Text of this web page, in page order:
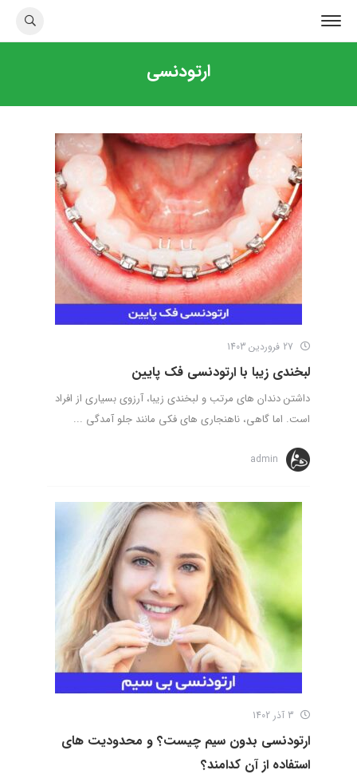
ارتودنسی
لبخندی زیبا با ارتودنسی فک پایین
داشتن دندان های مرتب و لبخندی زیبا، آرزوی بسیاری از افراد
است. اما گاهی، ناهنجاری های فکی مانند جلو آمدگی ...
admin
ارتودنسی بدون سیم چیست؟ و محدودیت های
استفاده از آن کدامند؟